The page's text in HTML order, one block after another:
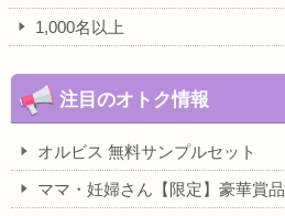
1,000名以上
注目のオトク情報
オルビス 無料サンプルセット
ママ・妊婦さん【限定】豪華賞品